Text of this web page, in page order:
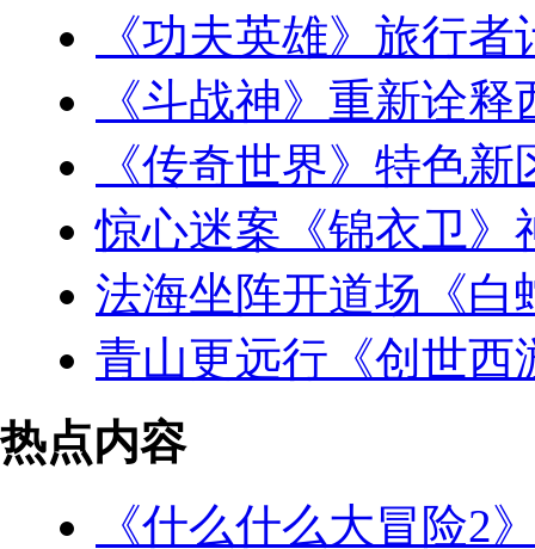
《功夫英雄》旅行
《斗战神》重新诠
《传奇世界》特色
惊心迷案《锦衣卫》
法海坐阵开道场《白
青山更远行《创世西
热点内容
《什么什么大冒险2